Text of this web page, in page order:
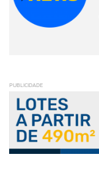
PUBLICIDADE